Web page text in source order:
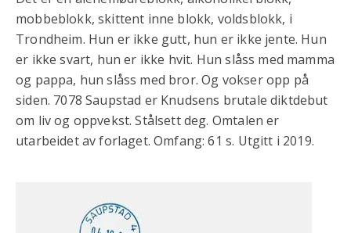
mobbeblokk, skittent inne blokk, voldsblokk, i
Trondheim. Hun er ikke gutt, hun er ikke jente. Hun
er ikke svart, hun er ikke hvit. Hun slåss med mamma
og pappa, hun slåss med bror. Og vokser opp på
siden. 7078 Saupstad er Knudsens brutale diktdebut
om liv og oppvekst. Stålsett deg. Omtalen er
utarbeidet av forlaget. Omfang: 61 s. Utgitt i 2019.